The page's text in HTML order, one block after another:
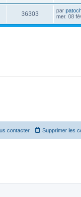
36303 par
mer. 08
Supprimer les
contacter